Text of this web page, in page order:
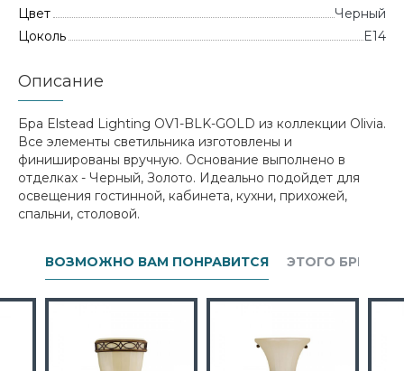
Цвет
Черный
Цоколь
E14
Описание
Бра Elstead Lighting OV1-BLK-GOLD из коллекции Olivia.
Все элементы светильника изготовлены и
финишированы вручную. Основание выполнено в
отделках - Черный, Золото. Идеально подойдет для
освещения гостинной, кабинета, кухни, прихожей,
спальни, столовой.
ВОЗМОЖНО ВАМ ПОНРАВИТСЯ ЭТОГО БРЕНДА